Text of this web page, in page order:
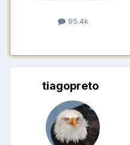
95.4k
tiagopreto